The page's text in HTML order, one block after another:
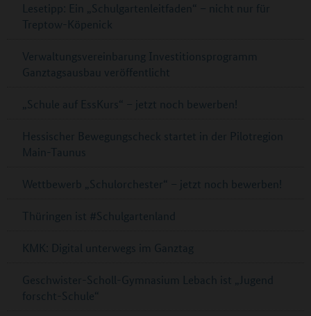
Lesetipp: Ein „Schulgartenleitfaden“ – nicht nur für
Treptow-Köpenick
Verwaltungsvereinbarung Investitionsprogramm
Ganztagsausbau veröffentlicht
„Schule auf EssKurs“ – jetzt noch bewerben!
Hessischer Bewegungscheck startet in der Pilotregion
Main-Taunus
Wettbewerb „Schulorchester“ – jetzt noch bewerben!
Thüringen ist #Schulgartenland
KMK: Digital unterwegs im Ganztag
Geschwister-Scholl-Gymnasium Lebach ist „Jugend
forscht-Schule“